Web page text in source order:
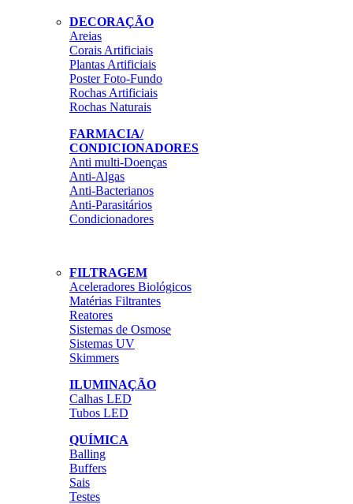
DECORAÇÃO
Areias
Corais Artificiais
Plantas Artificiais
Poster Foto-Fundo
Rochas Artificiais
Rochas Naturais
FARMACIA/
CONDICIONADORES
Anti multi-Doenças
Anti-Algas
Anti-Bacterianos
Anti-Parasitários
Condicionadores
FILTRAGEM
Aceleradores Biológicos
Matérias Filtrantes
Reatores
Sistemas de Osmose
Sistemas UV
Skimmers
ILUMINAÇÃO
Calhas LED
Tubos LED
QUÍMICA
Balling
Buffers
Sais
Testes